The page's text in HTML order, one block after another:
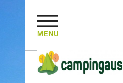
MENU
HOME/ REISEBERICHTE
CAMPERPARADIES